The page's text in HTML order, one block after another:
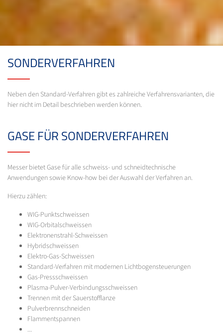
SONDERVERFAHREN
Neben den Standard-Verfahren gibt es zahlreiche Verfahrensvarianten, die
hier nicht im Detail beschrieben werden können.
GASE FÜR SONDERVERFAHREN
Messer bietet Gase für alle schweiss- und schneidtechnische
Anwendungen sowie Know-how bei der Auswahl der Verfahren an.
Hierzu zählen:
WIG-Punktschweissen
WIG-Orbitalschweissen
Elektronenstrahl-Schweissen
Hybridschweissen
Elektro-Gas-Schweissen
Standard-Verfahren mit modernen Lichtbogensteuerungen
Gas-Pressschweissen
Plasma-Pulver-Verbindungsschweissen
Trennen mit der Sauerstofflanze
Pulverbrennschneiden
Flammentspannen
...